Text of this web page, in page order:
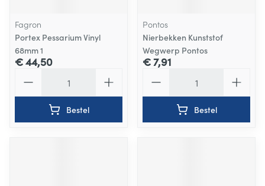
Fagron
Portex Pessarium Vinyl
68mm 1
€ 44,50
Bestel
Pontos
Nierbekken Kunststof
Wegwerp Pontos
€ 7,91
Bestel